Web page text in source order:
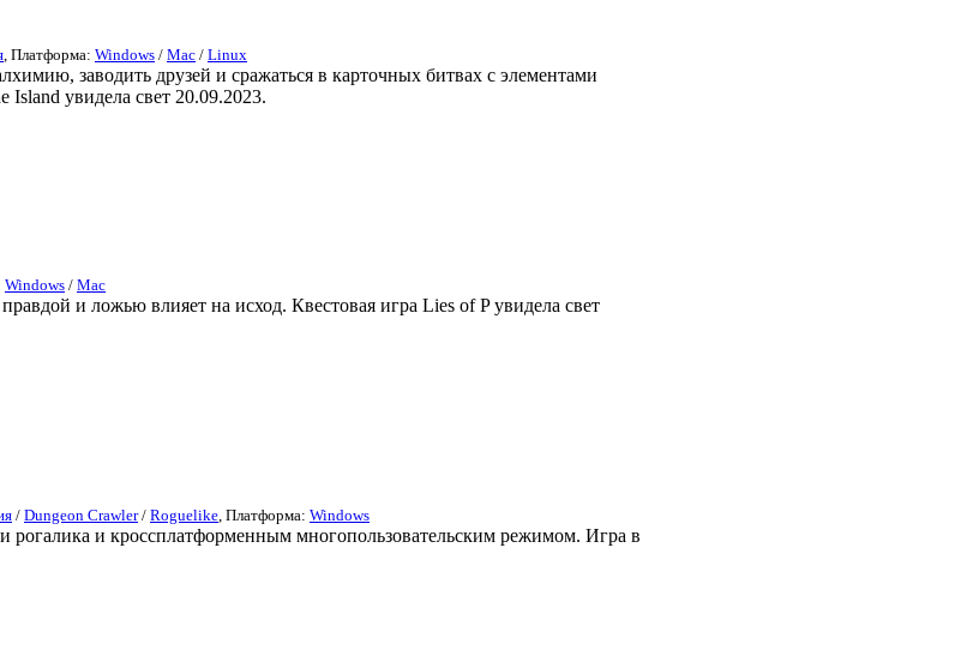
, Платформа: Windows / Mac / Linux
заводить друзей и сражаться в карточных битвах с элементами
увидела свет 20.09.2023.
Windows / Mac
и ложью влияет на исход. Квестовая игра Lies of P увидела свет
/ Dungeon Crawler/ Roguelike , Платформа: Windows
и кроссплатформенным многопользовательским режимом. Игра в